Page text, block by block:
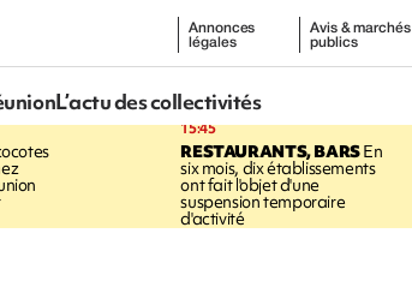
Annonces
légales
Avis & marchés
publics
L’actu des collectivités
15:45
RESTAURANTS, BARSEn
six mois, dix établissements
ont fait l'objet d'une
suspension temporaire
d'activité